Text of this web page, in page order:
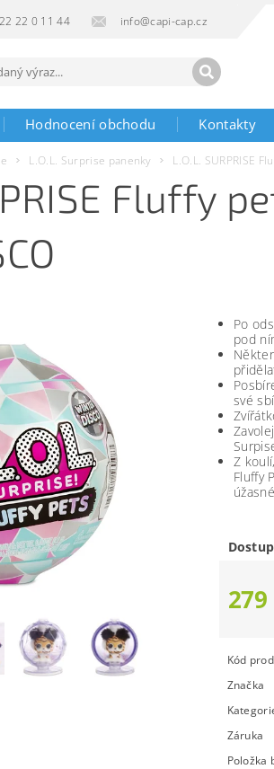
22 0 11 44 info@capi-cap.cz
Hodnocení obchodu Kontakty
L.O.L. Surprise panenky L.O.L. SURPRISE
Fluffy
Po
pod
své
Z
Fluffy
279
Kód
Značka
Záruka
Položka